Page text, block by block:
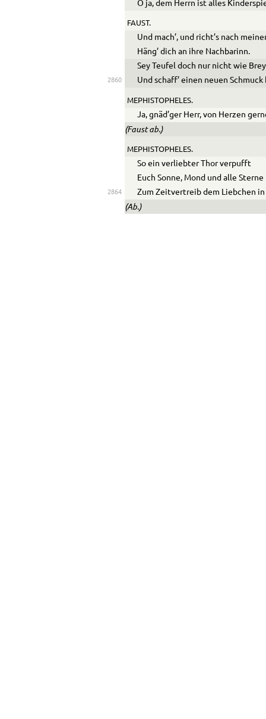
O ja, dem Herrn ist alles
FAUST.
Und mach’, und richt’s nach
Häng’ dich an ihre Nachbarinn.
Sey Teufel doch nur nicht wie
2860 Und schaff’ einen neuen Schmuck
MEPHISTOPHELES.
Ja, gnäd’ger Herr, von Herzen
(Faust ab.)
MEPHISTOPHELES.
So ein verliebter Thor verpufft
Euch Sonne, Mond und alle Sterne
2864 Zum Zeitvertreib dem Liebchen
(Ab.)